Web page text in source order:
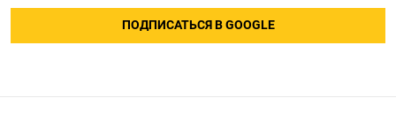
ПОДПИСАТЬСЯ В GOOGLE